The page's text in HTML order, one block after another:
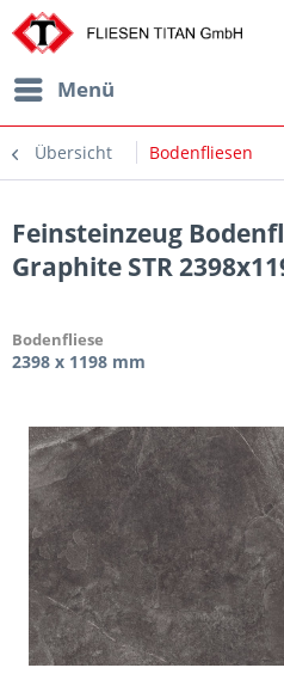
Menü
Übersicht Bodenfliesen
Feinsteinzeug
Graphite STR
Bodenfliese
2398 x 1198 mm